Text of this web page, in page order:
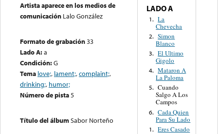
Artista aparece en los medios de
comunicación Lalo González
Formato de grabación33
Lado A:a
Condición:G
Tema love;, lament;,complaint;,
drinking;, humor;
Número de pista5
Título del álbumSabor Norteño
LADO A
1. La
Chevecha
2. Simon
Blanco
3. El Ultimo
Gigolo
4. Mataron A
La Paloma
5. Cuando
Salgo A Los
Campos
6. Cada Quien
Para Su Lado
1. Eres Casado